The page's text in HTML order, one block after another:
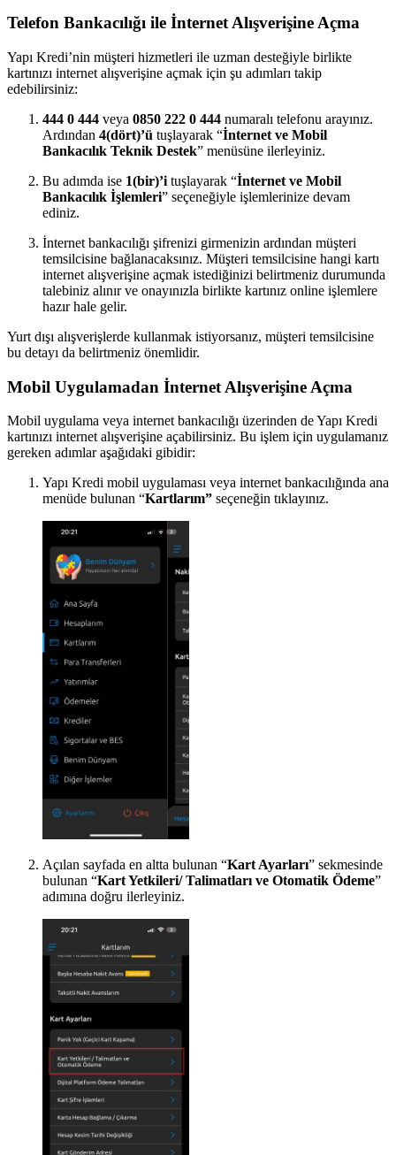
Telefon Bankacılığı ile İnternet Alışverişine Açma
Yapı Kredi’nin müşteri hizmetleri ile uzman desteğiyle birlikte
kartınızı internet alışverişine açmak için şu adımları takip
edebilirsiniz:
444 0 444 veya 0850 222 0 444 numaralı telefonu arayınız.
Ardından 4(dört)’ü tuşlayarak “İnternet ve Mobil
Bankacılık Teknik Destek” menüsüne ilerleyiniz.
Bu adımda ise 1(bir)’i tuşlayarak “İnternet ve Mobil
Bankacılık İşlemleri” seçeneğiyle işlemlerinize devam
ediniz.
İnternet bankacılığı şifrenizi girmenizin ardından müşteri
temsilcisine bağlanacaksınız. Müşteri temsilcisine hangi kartı
internet alışverişine açmak istediğinizi belirtmeniz durumunda
talebiniz alınır ve onayınızla birlikte kartınız online işlemlere
hazır hale gelir.
Yurt dışı alışverişlerde kullanmak istiyorsanız, müşteri temsilcisine
bu detayı da belirtmeniz önemlidir.
Mobil Uygulamadan İnternet Alışverişine Açma
Mobil uygulama veya internet bankacılığı üzerinden de Yapı Kredi
kartınızı internet alışverişine açabilirsiniz. Bu işlem için uygulamanız
gereken adımlar aşağıdaki gibidir:
Yapı Kredi mobil uygulaması veya internet bankacılığında ana
menüde bulunan “Kartlarım” seçeneğin tıklayınız.
Açılan sayfada en altta bulunan “Kart Ayarları” sekmesinde
bulunan “Kart Yetkileri/ Talimatları ve Otomatik Ödeme”
adımına doğru ilerleyiniz.